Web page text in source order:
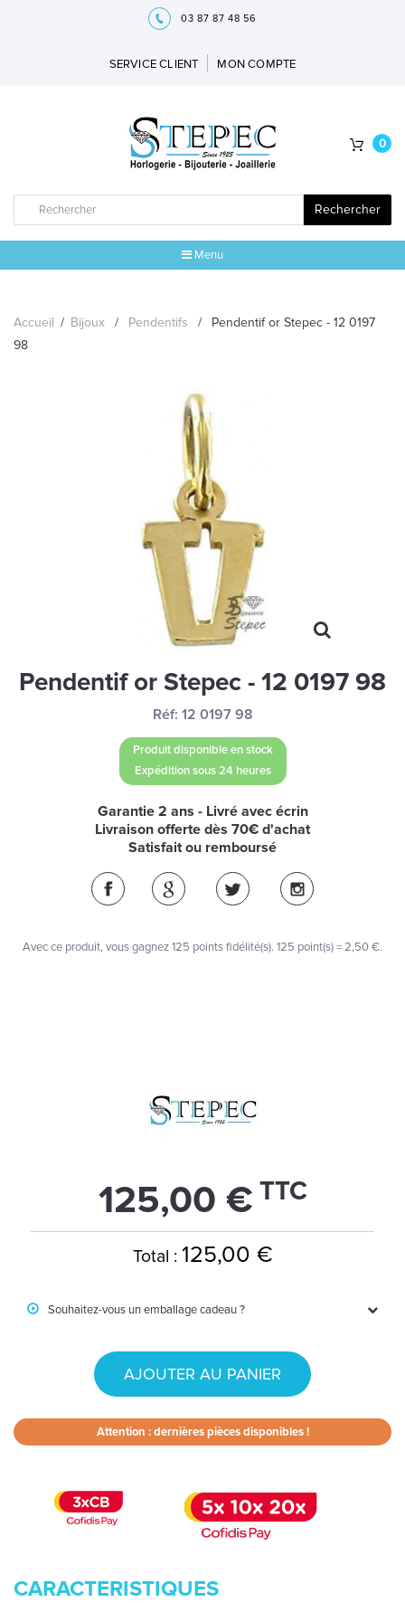
03 87 87 48 56
SERVICE CLIENT MON COMPTE
Rechercher
0
Menu
MONTRES
LES GEORGETTES
SWAROVSKI
BONNES AFFAIRES
CARTES CADEAUX
IDÉE CADEAUX
QUI SOMMES NOUS
Accueil / Bijoux / Pendentifs /
Pendentif or Stepec - 12 0197
98
Pendentif or Stepec - 12 0197 98
Réf: 12 0197 98
Produit disponible en stock
Expédition sous 24 heures
Garantie 2 ans - Livré avec écrin
Livraison offerte dès 70€ d'achat
Satisfait ou remboursé
Avec ce produit, vous gagnez125 points fidélité(s). 125 point(s) =2,50 €.
125,00 € TTC
Total : 125,00 €
Souhaitez-vous un emballage cadeau ?
AJOUTER AU PANIER
Attention : dernières pièces disponibles !
CARACTERISTIQUES